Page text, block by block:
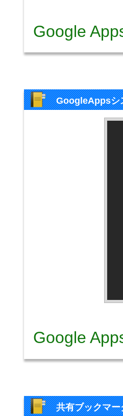
※
Google
GoogleAppsシ
※
Google
共有ブックマ